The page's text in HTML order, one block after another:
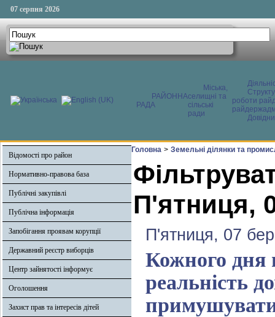
07 серпня 2026
РАЙОННА
РАДА
Міська,
селищні та
сільські
ради
роботи
Відомості про район
Нормативно-правова база
Публічні закупівлі
Публічна інформація
Запобігання проявам корупції
Державний реєстр виборців
Центр зайнятості інформує
Оголошення
Захист прав та інтересів дітей
Головна > Земельні ділянки та
П'ятниця,
П'ятниця, 07
Кожного дня
реальність